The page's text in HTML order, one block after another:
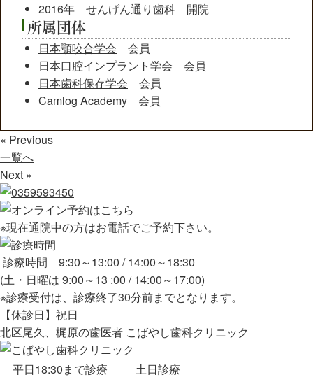
2016年 せんげん通り歯科 開院
所属団体
日本顎咬合学会 会員
日本口腔インプラント学会 会員
日本歯科保存学会 会員
Camlog Academy 会員
« Previous
一覧へ
Next »
※現在通院中の方はお電話でご予約下さい。
診療時間 9:30～13:00 / 14:00～18:30
(土・日曜は 9:00～13 :00 / 14:00～17:00)
※診療受付は、診療終了30分前までとなります。
【休診日】祝日
北区尾久、梶原の歯医者 こばやし歯科クリニック
平日18:30まで診療
土日診療